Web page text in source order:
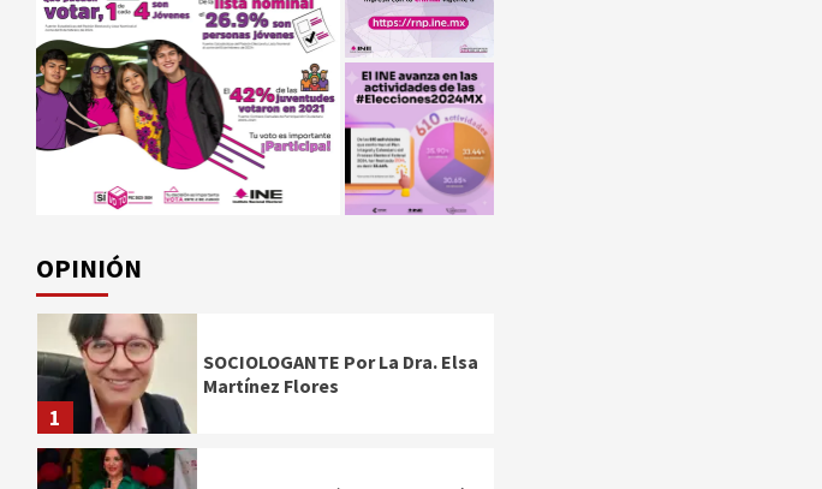
OPINIÓN
1
SOCIOLOGANTE Por La Dra. Elsa
Martínez Flores